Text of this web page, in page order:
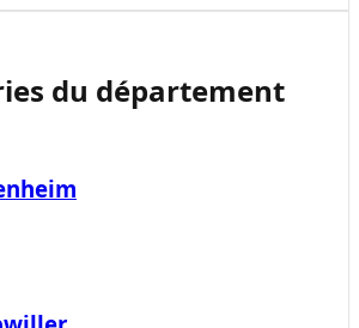
du département